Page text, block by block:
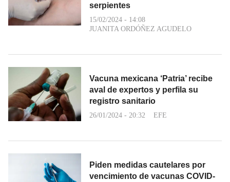
serpientes
15/02/2024 - 14:08
JUANITA ORDÓÑEZ AGUDELO
Vacuna mexicana ‘Patria’ recibe
aval de expertos y perfila su
registro sanitario
26/01/2024 - 20:32 EFE
Piden medidas cautelares por
vencimiento de vacunas COVID-